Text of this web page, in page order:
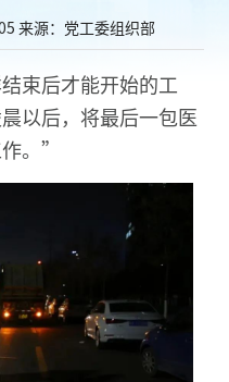
来源：党工委组织部
束后才能开始的工
以后，将最后一包医
。”